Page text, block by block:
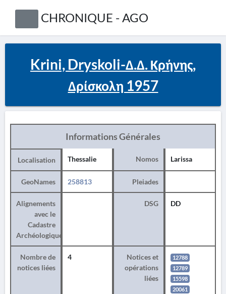
CHRONIQUE - AGO
Krini, Dryskoli-Δ.Δ. Κρήνης,
Δρίσκολη 1957
Informations Générales
Localisation Thessalie Nomos Larissa
GeoNames 258813 Pleiades
Alignements
avec le
Cadastre
Archéologique
DSG DD
Nombre de
notices liées
4
Notices et
opérations
liées
12788
12789
15598
20061